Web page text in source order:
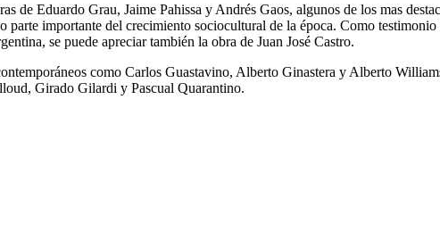
de Eduardo Grau, Jaime Pahissa y Andrés Gaos, algunos de los mas
parte importante del crecimiento sociocultural de la época. Como
se puede apreciar también la obra de Juan José Castro.
como Carlos Guastavino, Alberto Ginastera y Alberto
Girado Gilardi y Pascual Quarantino.